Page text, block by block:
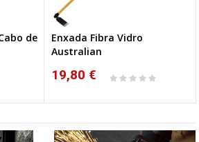
de
Enxada Fibra Vidro
Australian
19,80 €